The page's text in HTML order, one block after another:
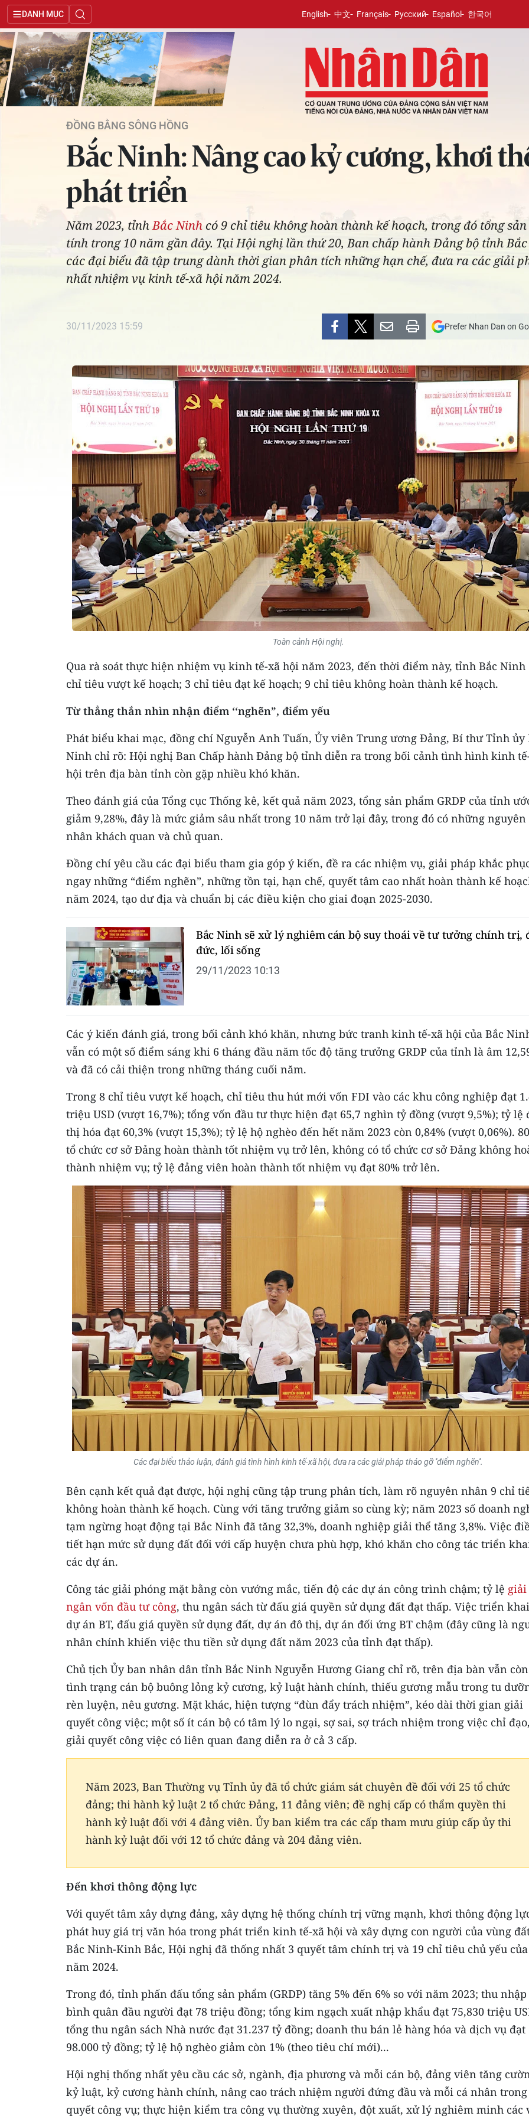
DANH MỤC English 中文 Français Русский Español 한국어
ĐỒNG BẰNG SÔNG HỒNG
Bắc Ninh: Nâng cao kỷ cương, khơi
phát triển
Năm 2023, tỉnhBắc Ninhcó 9 chỉ tiêu không hoàn thành kế hoạch, trong đó tổng
tính trong 10 năm gần đây. Tại Hội nghị lần thứ 20, Ban chấp hành Đảng bộ tỉnh
các đại biểu đã tập trung dành thời gian phân tích những hạn chế, đưa ra các giải
nhất nhiệm vụ kinh tế-xã hội năm 2024.
30/11/2023 15:59 Prefer Nhan Dan on
Toàn cảnh Hội nghị.
Qua rà soát thực hiện nhiệm vụ kinh tế-xã hội năm 2023, đến thời điểm này, tỉnh Bắc Ninh
chỉ tiêu vượt kế hoạch; 3 chỉ tiêu đạt kế hoạch; 9 chỉ tiêu không hoàn thành kế hoạch.
Từ thẳng thắn nhìn nhận điểm ‘‘nghẽn”, điểm yếu
Phát biểu khai mạc, đồng chí Nguyễn Anh Tuấn, Ủy viên Trung ương Đảng, Bí thư Tỉnh ủy
Ninh chỉ rõ: Hội nghị Ban Chấp hành Đảng bộ tỉnh diễn ra trong bối cảnh tình hình kinh
hội trên địa bàn tỉnh còn gặp nhiều khó khăn.
Theo đánh giá của Tổng cục Thống kê, kết quả năm 2023, tổng sản phẩm GRDP của tỉnh
giảm 9,28%, đây là mức giảm sâu nhất trong 10 năm trở lại đây, trong đó có những nguyên
nhân khách quan và chủ quan.
Đồng chí yêu cầu các đại biểu tham gia góp ý kiến, đề ra các nhiệm vụ, giải pháp khắc
ngay những “điểm nghẽn”, những tồn tại, hạn chế, quyết tâm cao nhất hoàn thành kế
năm 2024, tạo dư địa và chuẩn bị các điều kiện cho giai đoạn 2025-2030.
Bắc Ninh sẽ xử lý nghiêm cán bộ suy thoái về tư tưởng chính trị,
đức, lối sống
29/11/2023 10:13
Các ý kiến đánh giá, trong bối cảnh khó khăn, nhưng bức tranh kinh tế-xã hội của Bắc
vẫn có một số điểm sáng khi 6 tháng đầu năm tốc độ tăng trưởng GRDP của tỉnh là âm
và đã có cải thiện trong những tháng cuối năm.
Trong 8 chỉ tiêu vượt kế hoạch, chỉ tiêu thu hút mới vốn FDI vào các khu công nghiệp đạt
triệu USD (vượt 16,7%); tổng vốn đầu tư thực hiện đạt 65,7 nghìn tỷ đồng (vượt 9,5%); tỷ lệ
thị hóa đạt 60,3% (vượt 15,3%); tỷ lệ hộ nghèo đến hết năm 2023 còn 0,84% (vượt 0,06%).
tổ chức cơ sở Đảng hoàn thành tốt nhiệm vụ trở lên, không có tổ chức cơ sở Đảng không
thành nhiệm vụ; tỷ lệ đảng viên hoàn thành tốt nhiệm vụ đạt 80% trở lên.
Các đại biểu thảo luận, đánh giá tình hình kinh tế-xã hội, đưa ra các giải pháp tháo gỡ ''điểm nghẽn''.
Bên cạnh kết quả đạt được, hội nghị cũng tập trung phân tích, làm rõ nguyên nhân 9 chỉ
không hoàn thành kế hoạch. Cùng với tăng trưởng giảm so cùng kỳ; năm 2023 số doanh
tạm ngừng hoạt động tại Bắc Ninh đã tăng 32,3%, doanh nghiệp giải thể tăng 3,8%. Việc
tiết hạn mức sử dụng đất đối với cấp huyện chưa phù hợp, khó khăn cho công tác triển
các dự án.
Công tác giải phóng mặt bằng còn vướng mắc, tiến độ các dự án công trình chậm; tỷ lệ giải
ngân vốn đầu tư công, thu ngân sách từ đấu giá quyền sử dụng đất đạt thấp. Việc triển
dự án BT, đấu giá quyền sử dụng đất, dự án đô thị, dự án đối ứng BT chậm (đây cũng là
nhân chính khiến việc thu tiền sử dụng đất năm 2023 của tỉnh đạt thấp).
Chủ tịch Ủy ban nhân dân tỉnh Bắc Ninh Nguyễn Hương Giang chỉ rõ, trên địa bàn vẫn còn
tình trạng cán bộ buông lỏng kỷ cương, kỷ luật hành chính, thiếu gương mẫu trong tu
rèn luyện, nêu gương. Mặt khác, hiện tượng “đùn đẩy trách nhiệm”, kéo dài thời gian giải
quyết công việc; một số ít cán bộ có tâm lý lo ngại, sợ sai, sợ trách nhiệm trong việc chỉ đạo,
giải quyết công việc có liên quan đang diễn ra ở cả 3 cấp.
Năm 2023, Ban Thường vụ Tỉnh ủy đã tổ chức giám sát chuyên đề đối với 25 tổ chức
đảng; thi hành kỷ luật 2 tổ chức Đảng, 11 đảng viên; đề nghị cấp có thẩm quyền thi
hành kỷ luật đối với 4 đảng viên. Ủy ban kiểm tra các cấp tham mưu giúp cấp ủy thi
hành kỷ luật đối với 12 tổ chức đảng và 204 đảng viên.
Đến khơi thông động lực
Với quyết tâm xây dựng đảng, xây dựng hệ thống chính trị vững mạnh, khơi thông động
phát huy giá trị văn hóa trong phát triển kinh tế-xã hội và xây dựng con người của vùng
Bắc Ninh-Kinh Bắc, Hội nghị đã thống nhất 3 quyết tâm chính trị và 19 chỉ tiêu chủ yếu của
năm 2024.
Trong đó, tỉnh phấn đấu tổng sản phẩm (GRDP) tăng 5% đến 6% so với năm 2023; thu nhập
bình quân đầu người đạt 78 triệu đồng; tổng kim ngạch xuất nhập khẩu đạt 75,830 triệu
tổng thu ngân sách Nhà nước đạt 31.237 tỷ đồng; doanh thu bán lẻ hàng hóa và dịch vụ đạt
98.000 tỷ đồng; tỷ lệ hộ nghèo giảm còn 1% (theo tiêu chí mới)...
Hội nghị thống nhất yêu cầu các sở, ngành, địa phương và mỗi cán bộ, đảng viên tăng
kỷ luật, kỷ cương hành chính, nâng cao trách nhiệm người đứng đầu và mỗi cá nhân
quyết công vụ; thực hiện kiểm tra công vụ thường xuyên, đột xuất, xử lý nghiêm minh các